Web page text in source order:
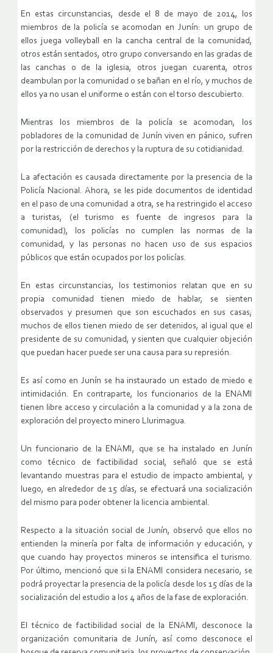
En estas circunstancias, desde el 8 de mayo de 2014, los
miembros de la policía se acomodan en Junín: un grupo de
ellos juega volleyball en la cancha central de la comunidad,
otros están sentados, otro grupo conversando en las gradas de
las canchas o de la iglesia, otros juegan cuarenta, otros
deambulan por la comunidad o se bañan en el río, y muchos de
ellos ya no usan el uniforme o están con el torso descubierto.
Mientras los miembros de la policía se acomodan, los
pobladores de la comunidad de Junín viven en pánico, sufren
por la restricción de derechos y la ruptura de su cotidianidad.
La afectación es causada directamente por la presencia de la
Policía Nacional. Ahora, se les pide documentos de identidad
en el paso de una comunidad a otra, se ha restringido el acceso
a turistas, (el turismo es fuente de ingresos para la
comunidad), los policías no cumplen las normas de la
comunidad, y las personas no hacen uso de sus espacios
públicos que están ocupados por los policías.
En estas circunstancias, los testimonios relatan que en su
propia comunidad tienen miedo de hablar, se sienten
observados y presumen que son escuchados en sus casas;
muchos de ellos tienen miedo de ser detenidos, al igual que el
presidente de su comunidad, y sienten que cualquier objeción
que puedan hacer puede ser una causa para su represión.
Es así como en Junín se ha instaurado un estado de miedo e
intimidación. En contraparte, los funcionarios de la ENAMI
tienen libre acceso y circulación a la comunidad y a la zona de
exploración del proyecto minero Llurimagua.
Un funcionario de la ENAMI, que se ha instalado en Junín
como técnico de factibilidad social, señaló que se está
levantando muestras para el estudio de impacto ambiental, y
luego, en alrededor de 15 días, se efectuará una socialización
del mismo para poder obtener la licencia ambiental.
Respecto a la situación social de Junín, observó que ellos no
entienden la minería por falta de información y educación, y
que cuando hay proyectos mineros se intensifica el turismo.
Por último, mencionó que si la ENAMI considera necesario, se
podrá proyectar la presencia de la policía desde los 15 días de la
socialización del estudio a los 4 años de la fase de exploración.
El técnico de factibilidad social de la ENAMI, desconoce la
organización comunitaria de Junín, así como desconoce el